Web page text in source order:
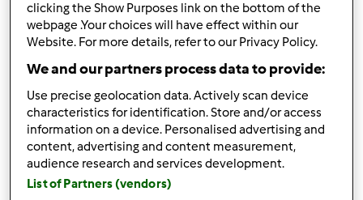
Ven, 04/09/2010 - 20:21
E' solo da una settimana che ho il Bimby e domani vorrei
provare a cucinare un risottino al ragù. Mi date qualche
consiglio? Grazie.
PS: la mia collega che ha il bimby da alcuni mesi mi ha
clicking the Show Purposes link on the bottom of the
webpage .Your choices will have effect within our
Website. For more details, refer to our Privacy Policy.
We and our partners process data to provide:
Use precise geolocation data. Actively scan device
characteristics for identification. Store and/or access
information on a device. Personalised advertising and
content, advertising and content measurement,
audience research and services development.
List of Partners (vendors)